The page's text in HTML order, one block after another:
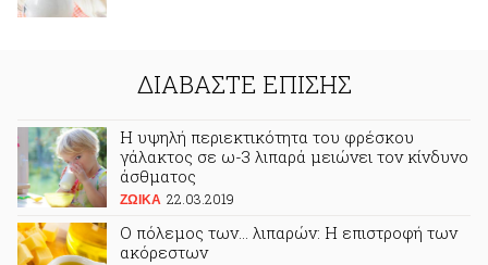
ΔΙΑΒΑΣΤΕ ΕΠΙΣΗΣ
Η υψηλή περιεκτικότητα του φρέσκου
γάλακτος σε ω-3 λιπαρά μειώνει τον κίνδυνο
άσθματος
ΖΩΙΚA 22.03.2019
Ο πόλεμος των... λιπαρών: Η επιστροφή των
ακόρεστων